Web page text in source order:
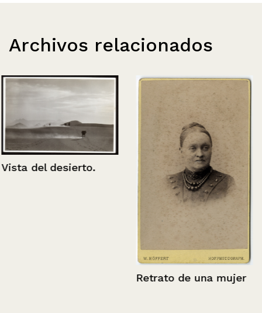
Archivos relacionados
Vista del desierto.
Retrato de una mujer